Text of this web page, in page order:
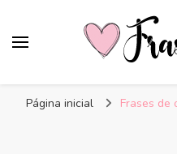
Página inicial Frases de